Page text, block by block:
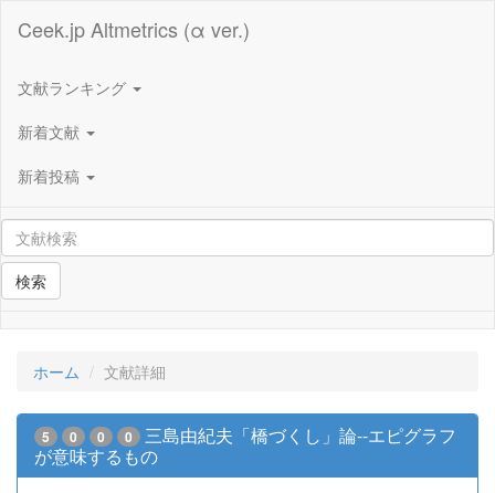
Ceek.jp Altmetrics (α ver.)
文献ランキング
新着文献
新着投稿
検索
ホーム 文献詳細
5 0 0 0
三島由紀夫「橋づくし」論--エピグラフ
が意味するもの